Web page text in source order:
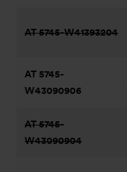
AT 5745-W41393204
AT 5745-
W43090906
AT 5745-
W43090904